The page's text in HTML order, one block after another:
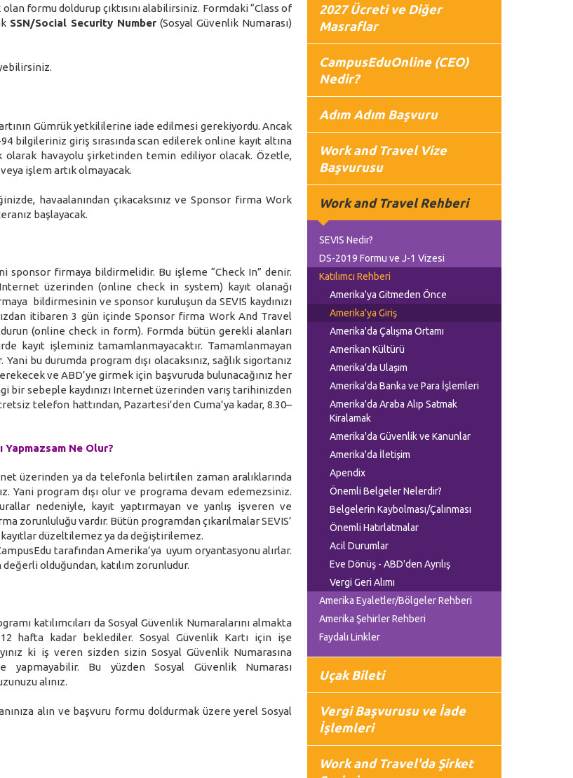
olan formu doldurup çıktısını alabilirsiniz. Formdaki “Class of
SSN/Social Security Number(Sosyal Güvenlik Numarası)
Gümrük yetkililerine iade edilmesi gerekiyordu. Ancak
bilgileriniz giriş sırasında scan edilerek online kayıt altına
olarak havayolu şirketinden temin ediliyor olacak. Özetle,
işlem artık olmayacak.
havaalanından çıkacaksınız ve Sponsor firma Work
başlayacak.
sponsor firmaya bildirmelidir. Bu işleme “Check In” denir.
üzerinden (online check in system) kayıt olanağı
bildirmesinin ve sponsor kuruluşun da SEVIS kaydınızı
itibaren 3 gün içinde Sponsor firma Work And Travel
(online check in form). Formda bütün gerekli alanları
kayıt işleminiz tamamlanmayacaktır. Tamamlanmayan
bu durumda program dışı olacaksınız, sağlık sigortanız
ve ABD’ye girmek için başvuruda bulunacağınız her
bir sebeple kaydınızı Internet üzerinden varış tarihinizden
telefon hattından, Pazartesi’den Cuma’ya kadar, 8.30–
Yapmazsam Ne Olur?
üzerinden ya da telefonla belirtilen zaman aralıklarında
Yani program dışı olur ve programa devam edemezsiniz.
nedeniyle, kayıt yaptırmayan ve yanlış işveren ve
zorunluluğu vardır. Bütün programdan çıkarılmalar SEVIS’
düzeltilemez ya da değiştirilemez.
tarafından Amerika’ya uyum oryantasyonu alırlar.
olduğundan, katılım zorunludur.
katılımcıları da Sosyal Güvenlik Numaralarını almakta
hafta kadar beklediler. Sosyal Güvenlik Kartı için işe
ki iş veren sizden sizin Sosyal Güvenlik Numarasına
Bu yüzden Sosyal Güvenlik Numarası
alınız.
alın ve başvuru formu doldurmak üzere yerel Sosyal
2027 Ücreti ve Diğer
Masraflar
CampusEduOnline (CEO)
Nedir?
Adım Adım Başvuru
Work and Travel Vize
Başvurusu
Work and Travel Rehberi
SEVIS Nedir?
DS-2019 Formu ve J-1 Vizesi
Katılımcı Rehberi
Amerika'ya Gitmeden Önce
Amerika'ya Giriş
Amerika'da Çalışma Ortamı
Amerikan Kültürü
Amerika'da Ulaşım
Amerika'da Banka ve Para İşlemleri
Amerika'da Araba Alıp Satmak
Kiralamak
Amerika'da Güvenlik ve Kanunlar
Amerika'da İletişim
Apendix
Önemli Belgeler Nelerdir?
Belgelerin Kaybolması/Çalınması
Önemli Hatırlatmalar
Acil Durumlar
Eve Dönüş - ABD'den Ayrılış
Vergi Geri Alımı
Amerika Eyaletler/Bölgeler Rehberi
Amerika Şehirler Rehberi
Faydalı Linkler
Uçak Bileti
Vergi Başvurusu ve İade
İşlemleri
Work and Travel'da Şirket